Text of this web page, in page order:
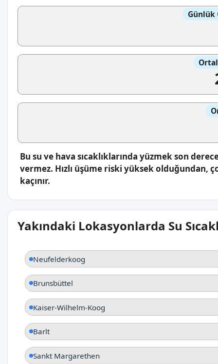
Günlük
Bu su ve hava sıcaklıklarında yüzmek son
vermez. Hızlı üşüme riski yüksek olduğundan,
kaçınır.
Yakındaki Lokasyonlarda Su
Neufelderkoog
Brunsbüttel
Kaiser-Wilhelm-Koog
Barlt
Sankt Margarethen